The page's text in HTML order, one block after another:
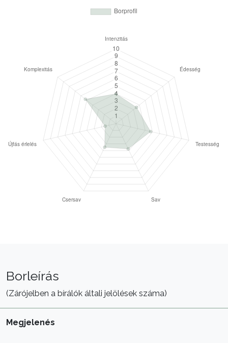
Borleírás
(Zárójelben a bírálók általi jelölések száma)
Megjelenés